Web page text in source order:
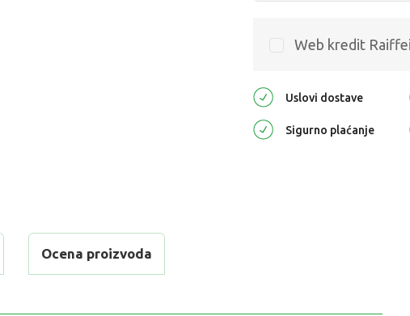
Web kredit
Uslovi dostave
Sigurno plaćanje
Ocena proizvoda